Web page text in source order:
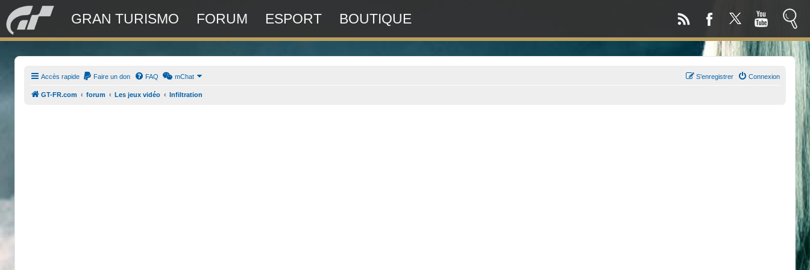
GRAN TURISMO FORUM ESPORT BOUTIQUE
Accès rapide Faire un don FAQ mChat Connexion
S’enregistrer
GT-FR.com forum Les jeux vidéo Infiltration